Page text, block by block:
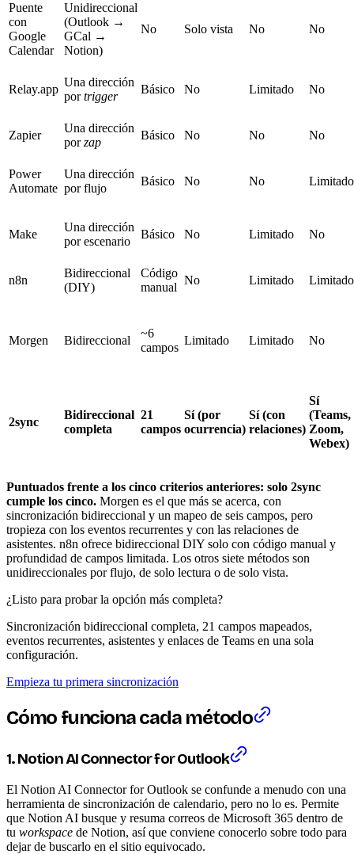
Puente
con
Google
Calendar
Unidireccional
(Outlook →
GCal →
Notion)
No Solo vista No No
Relay.app
Una dirección
portrigger
Básico No Limitado No
Zapier
Una dirección
porzap
Básico No No No
Power
Automate
Una dirección
por flujo
Básico No No Limitado
Make
Una dirección
por escenario
Básico No Limitado No
n8n
Bidireccional
(DIY)
Código
manual
No Limitado Limitado
Morgen Bidireccional
~6
campos
Limitado Limitado No
2sync
Bidireccional
completa
21
campos
Sí (por
ocurrencia)
Sí (con
relaciones)
Sí
(Teams,
Zoom,
Webex)
Puntuados frente a los cinco criterios anteriores: solo 2sync
cumple los cinco. Morgen es el que más se acerca, con
sincronización bidireccional y un mapeo de seis campos, pero
tropieza con los eventos recurrentes y con las relaciones de
asistentes. n8n ofrece bidireccional DIY solo con código manual y
profundidad de campos limitada. Los otros siete métodos son
unidireccionales por flujo, de solo lectura o de solo vista.
¿Listo para probar la opción más completa?
Sincronización bidireccional completa, 21 campos mapeados,
eventos recurrentes, asistentes y enlaces de Teams en una sola
configuración.
Empieza tu primera sincronización
Cómo funciona cada método
1. Notion AI Connector for Outlook
El Notion AI Connector for Outlook se confunde a menudo con una
herramienta de sincronización de calendario, pero no lo es. Permite
que Notion AI busque y resuma correos de Microsoft 365 dentro de
tu workspace de Notion, así que conviene conocerlo sobre todo para
dejar de buscarlo en el sitio equivocado.